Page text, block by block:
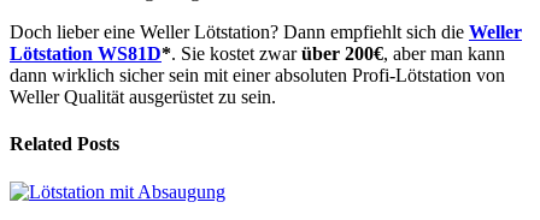
Doch lieber eine Weller Lötstation? Dann empfiehlt sich die Weller
Lötstation WS81D*. Sie kostet zwarüber 200€, aber man kann
dann wirklich sicher sein mit einer absoluten Profi-Lötstation von
Weller Qualität ausgerüstet zu sein.
Related Posts